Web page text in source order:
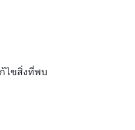
ไขสิ่งที่พบ